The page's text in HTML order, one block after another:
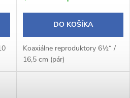
DO KOŠÍKA
Koaxiálne reproduktory 6½“ /
16,5 cm (pár)